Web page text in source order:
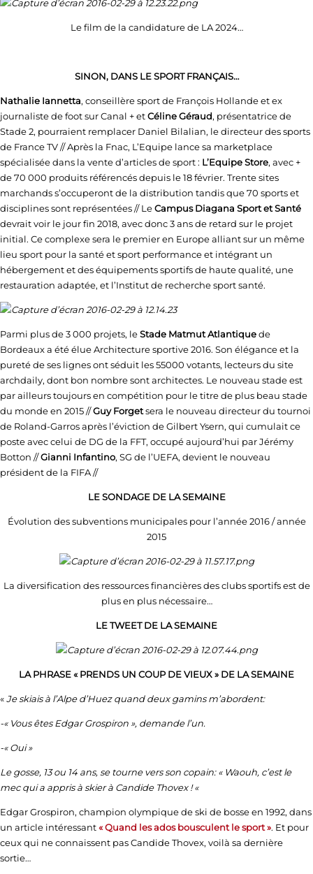
Le film de la candidature de LA 2024…
SINON, DANS LE SPORT FRANÇAIS…
Nathalie Iannetta, conseillère sport de François Hollande et ex
journaliste de foot sur Canal + etCéline Géraud, présentatrice de
Stade 2, pourraient remplacer Daniel Bilalian, le directeur des sports
de France TV // Après la Fnac, L’Equipe lance sa marketplace
spécialisée dans la vente d’articles de sport : L’Equipe Store, avec +
de 70 000 produits référencés depuis le 18 février. Trente sites
marchands s’occuperont de la distribution tandis que 70 sports et
disciplines sont représentées // LeCampus Diagana Sport et Santé
devrait voir le jour fin 2018, avec donc 3 ans de retard sur le projet
initial. Ce complexe sera le premier en Europe alliant sur un même
lieu sport pour la santé et sport performance et intégrant un
hébergement et des équipements sportifs de haute qualité, une
restauration adaptée, et l’Institut de recherche sport santé.
Parmi plus de 3 000 projets, leStade Matmut Atlantiquede
Bordeaux a été élue Architecture sportive 2016. Son élégance et la
pureté de ses lignes ont séduit les 55000 votants, lecteurs du site
archdaily, dont bon nombre sont architectes. Le nouveau stade est
par ailleurs toujours en compétition pour le titre de plus beau stade
du monde en 2015 //Guy Forgetsera le nouveau directeur du tournoi
de Roland-Garros après l’éviction de Gilbert Ysern, qui cumulait ce
poste avec celui de DG de la FFT, occupé aujourd’hui par Jérémy
Botton //Gianni Infantino, SG de l’UEFA, devient le nouveau
président de la FIFA //
LE SONDAGE DE LA SEMAINE
Évolution des subventions municipales pour l’année 2016 / année
2015
La diversification des ressources financières des clubs sportifs est de
plus en plus nécessaire…
LE TWEET DE LA SEMAINE
LA PHRASE « PRENDS UN COUP DE VIEUX » DE LA SEMAINE
«Je skiais à l’Alpe d’Huez quand deux gamins m’abordent:
-« Vous êtes Edgar Grospiron », demande l’un.
-« Oui »
Le gosse, 13 ou 14 ans, se tourne vers son copain: « Waouh, c’est le
mec qui a appris à skier à Candide Thovex ! «
Edgar Grospiron, champion olympique de ski de bosse en 1992, dans
un article intéressant« Quand les ados bousculent le sport ». Et pour
ceux qui ne connaissent pas Candide Thovex, voilà sa dernière
sortie…